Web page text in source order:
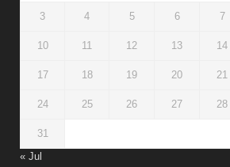
3 4 5 6 7
10 11 12 13 14
17 18 19 20 21
24 25 26 27 28
31
« Jul